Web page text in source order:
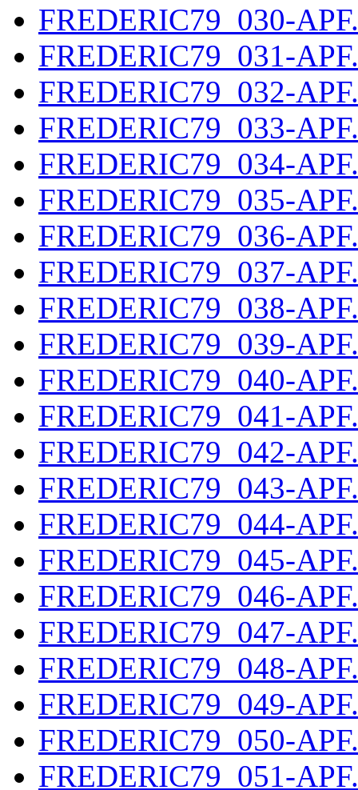
FREDERIC79_030-
FREDERIC79_031-
FREDERIC79_032-
FREDERIC79_033-
FREDERIC79_034-
FREDERIC79_035-
FREDERIC79_036-
FREDERIC79_037-
FREDERIC79_038-
FREDERIC79_039-
FREDERIC79_040-
FREDERIC79_041-
FREDERIC79_042-
FREDERIC79_043-
FREDERIC79_044-
FREDERIC79_045-
FREDERIC79_046-
FREDERIC79_047-
FREDERIC79_048-
FREDERIC79_049-
FREDERIC79_050-
FREDERIC79_051-